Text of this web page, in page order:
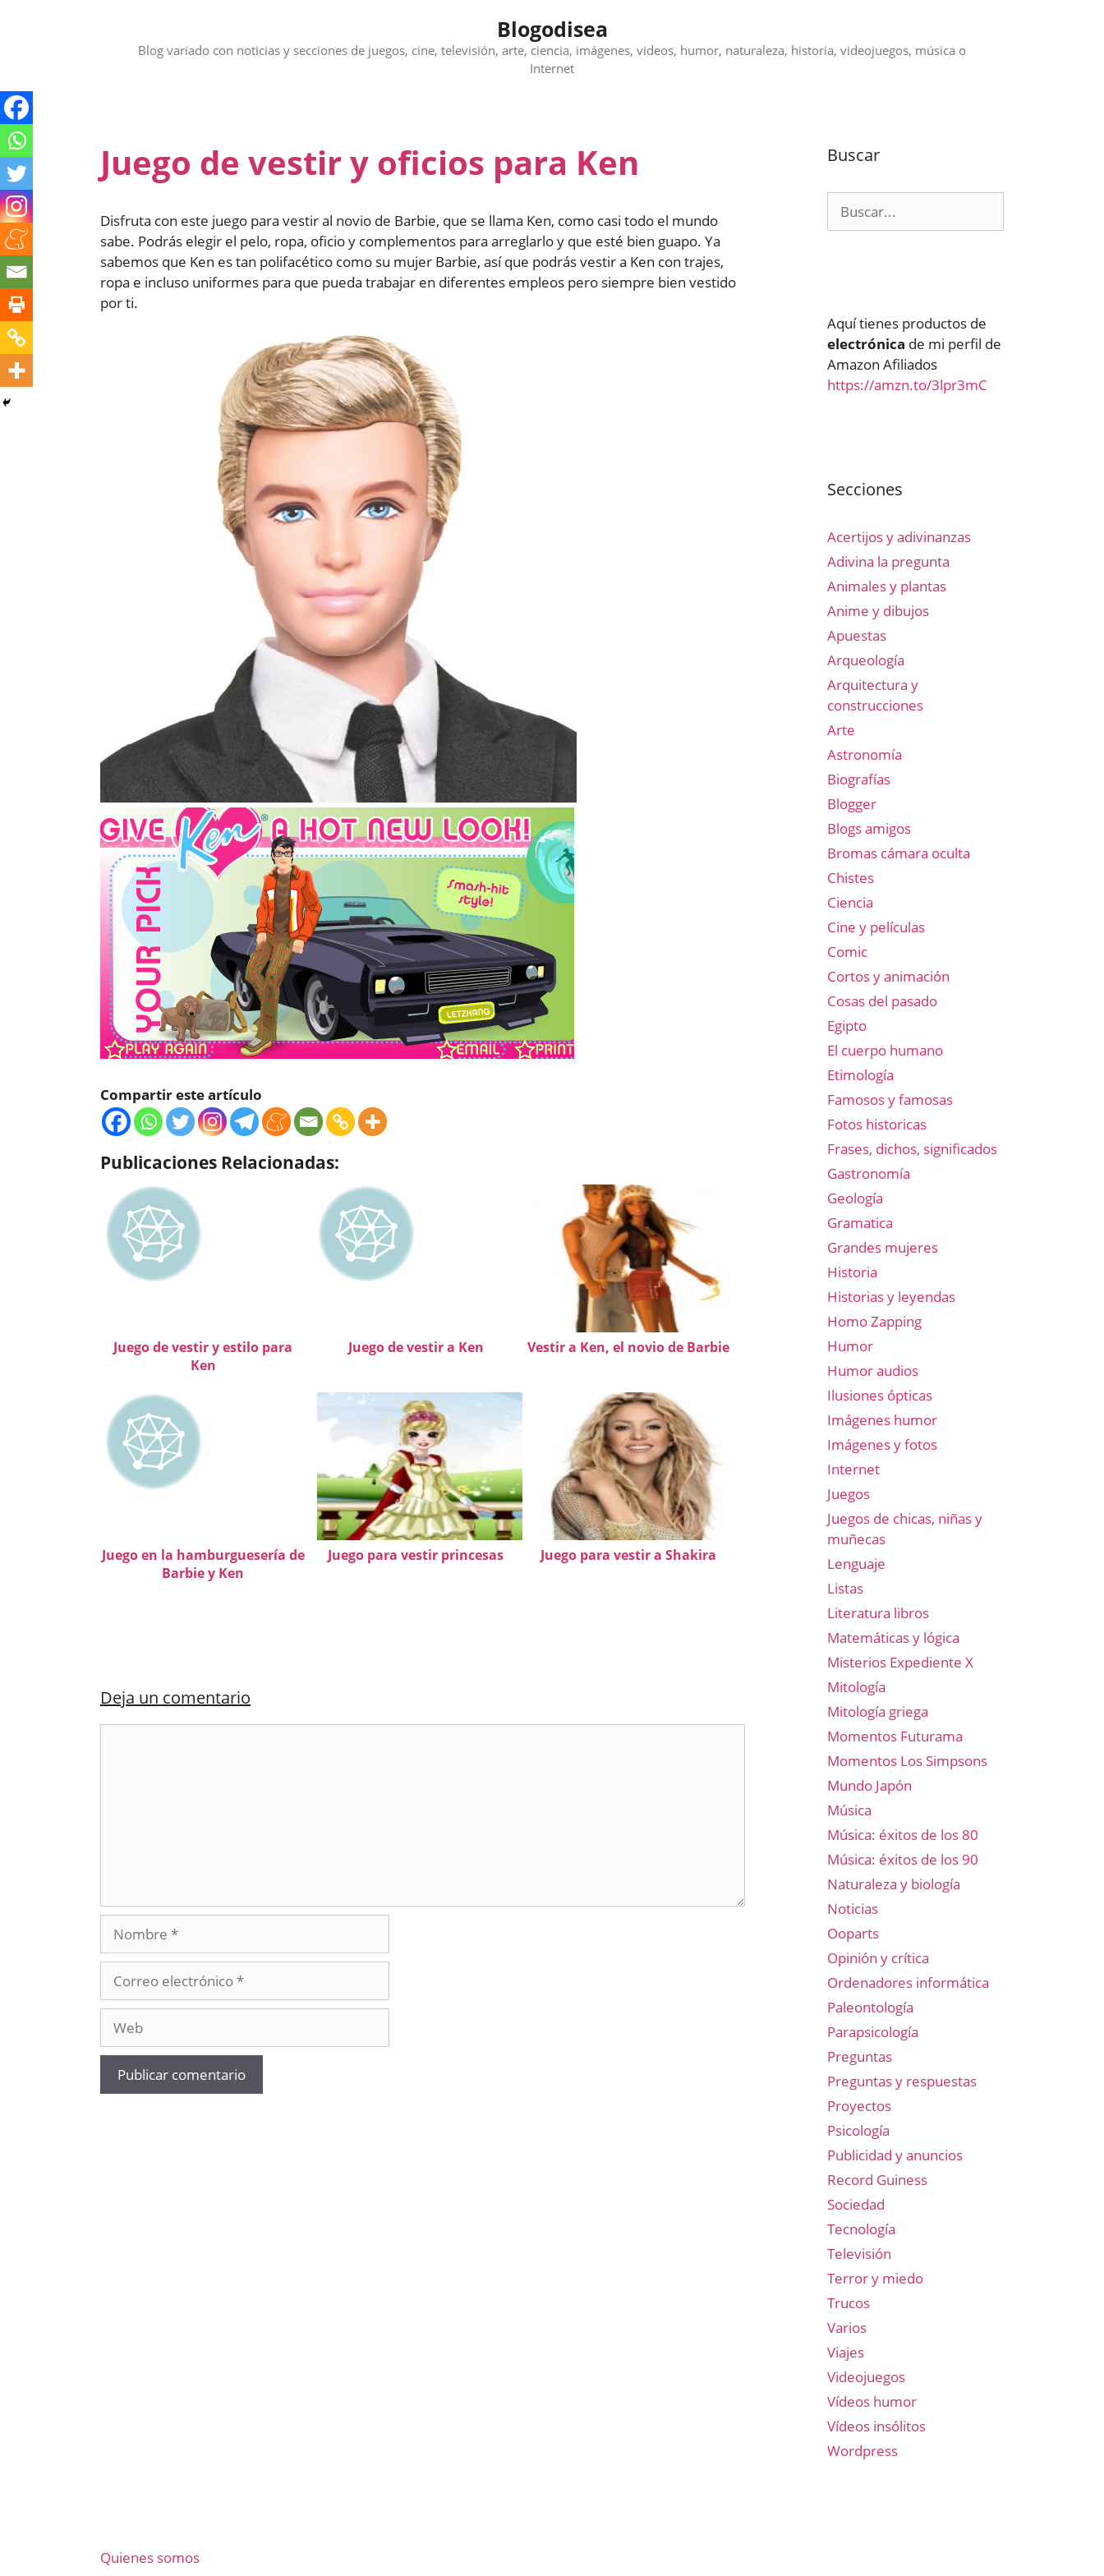
Blogodisea
Blog variado con noticias y secciones de juegos, cine, televisión, arte, ciencia, imágenes, videos, humor, naturaleza, historia, videojuegos, música o
Internet
Juego de vestir y oficios para Ken
Disfruta con este juego para vestir al novio de Barbie, que se llama Ken, como casi todo el mundo
sabe. Podrás elegir el pelo, ropa, oficio y complementos para arreglarlo y que esté bien guapo. Ya
sabemos que Ken es tan polifacético como su mujer Barbie, así que podrás vestir a Ken con trajes,
ropa e incluso uniformes para que pueda trabajar en diferentes empleos pero siempre bien vestido
por ti.
Compartir este artículo
Publicaciones Relacionadas:
Juego de vestir y estilo para
Ken
Juego de vestir a Ken Vestir a Ken, el novio de Barbie
Juego en la hamburguesería de
Barbie y Ken
Juego para vestir princesas Juego para vestir a Shakira
Deja un comentario
Nombre
electrónico
Buscar
Aquí tienes productos de
electrónica de mi perfil de
Amazon Afiliados
https://amzn.to/3lpr3mC
Secciones
Acertijos y adivinanzas
Adivina la pregunta
Animales y plantas
Anime y dibujos
Apuestas
Arqueología
Arquitectura y
construcciones
Arte
Astronomía
Biografías
Blogger
Blogs amigos
Bromas cámara oculta
Chistes
Ciencia
Cine y películas
Comic
Cortos y animación
Cosas del pasado
Egipto
El cuerpo humano
Etimología
Famosos y famosas
Fotos historicas
Frases, dichos, significados
Gastronomía
Geología
Gramatica
Grandes mujeres
Historia
Historias y leyendas
Homo Zapping
Humor
Humor audios
Ilusiones ópticas
Imágenes humor
Imágenes y fotos
Internet
Juegos
Juegos de chicas, niñas y
muñecas
Lenguaje
Listas
Literatura libros
Matemáticas y lógica
Misterios Expediente X
Mitología
Mitología griega
Momentos Futurama
Momentos Los Simpsons
Mundo Japón
Música
Música: éxitos de los 80
Música: éxitos de los 90
Naturaleza y biología
Noticias
Ooparts
Opinión y crítica
Ordenadores informática
Paleontología
Parapsicología
Preguntas
Preguntas y respuestas
Proyectos
Psicología
Publicidad y anuncios
Record Guiness
Sociedad
Tecnología
Televisión
Terror y miedo
Trucos
Varios
Viajes
Videojuegos
Vídeos humor
Vídeos insólitos
Wordpress
Quienes somos